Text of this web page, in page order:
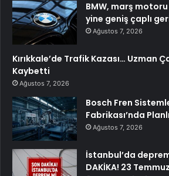
BMW, marş motoru
yine geniş çaplı
Ağustos 7, 2026
Kırıkkale’de Trafik Kazası… Uzman
Kaybetti
Ağustos 7, 2026
Bosch Fren
Fabrikası’nda
Ağustos 7, 2026
İstanbul’da
DAKİKA! 23